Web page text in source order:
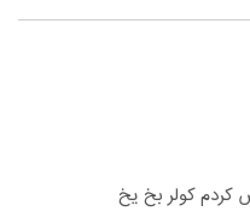
کردم کولر بخ یخ